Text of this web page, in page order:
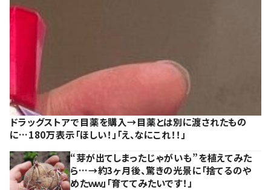
ドラッグストアで目薬を購入→目薬とは別に渡されたもの
に…180万表示「ほしい！」「え、なにこれ！！」
“芽が出てしまったじゃがいも”を植えてみた
ら…→約3ヶ月後、驚きの光景に「捨てるのや
めたｗｗ」「育ててみたいです！」